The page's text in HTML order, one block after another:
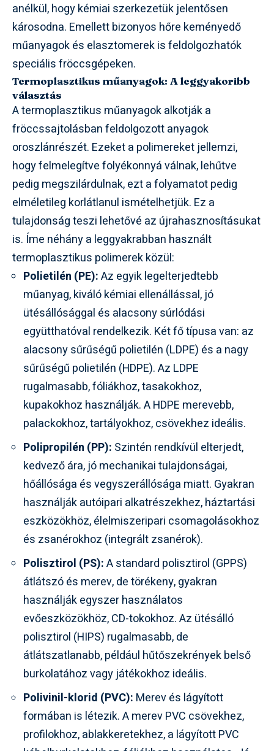
anélkül, hogy kémiai szerkezetük jelentősen
károsodna. Emellett bizonyos hőre keményedő
műanyagok és elasztomerek is feldolgozhatók
speciális fröccsgépeken.
Termoplasztikus műanyagok: A leggyakoribb
választás
A termoplasztikus műanyagok alkotják a
fröccssajtolásban feldolgozott anyagok
oroszlánrészét. Ezeket a polimereket jellemzi,
hogy felmelegítve folyékonnyá válnak, lehűtve
pedig megszilárdulnak, ezt a folyamatot pedig
elméletileg korlátlanul ismételhetjük. Ez a
tulajdonság teszi lehetővé az újrahasznosításukat
is. Íme néhány a leggyakrabban használt
termoplasztikus polimerek közül:
Polietilén (PE):Az egyik legelterjedtebb
műanyag, kiváló kémiai ellenállással, jó
ütésállósággal és alacsony súrlódási
együtthatóval rendelkezik. Két fő típusa van: az
alacsony sűrűségű polietilén (LDPE) és a nagy
sűrűségű polietilén (HDPE). Az LDPE
rugalmasabb, fóliákhoz, tasakokhoz,
kupakokhoz használják. A HDPE merevebb,
palackokhoz, tartályokhoz, csövekhez ideális.
Polipropilén (PP): Szintén rendkívül elterjedt,
kedvező ára, jó mechanikai tulajdonságai,
hőállósága és vegyszerállósága miatt. Gyakran
használják autóipari alkatrészekhez, háztartási
eszközökhöz, élelmiszeripari csomagolásokhoz
és zsanérokhoz (integrált zsanérok).
Polisztirol (PS):A standard polisztirol (GPPS)
átlátszó és merev, de törékeny, gyakran
használják egyszer használatos
evőeszközökhöz, CD-tokokhoz. Az ütésálló
polisztirol (HIPS) rugalmasabb, de
átlátszatlanabb, például hűtőszekrények belső
burkolatához vagy játékokhoz ideális.
Polivinil-klorid (PVC): Merev és lágyított
formában is létezik. A merev PVC csövekhez,
profilokhoz, ablakkeretekhez, a lágyított PVC